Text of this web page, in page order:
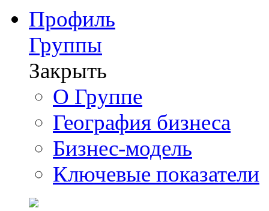
Профиль
Группы
Закрыть
О Группе
География бизнеса
Бизнес-модель
Ключевые показатели